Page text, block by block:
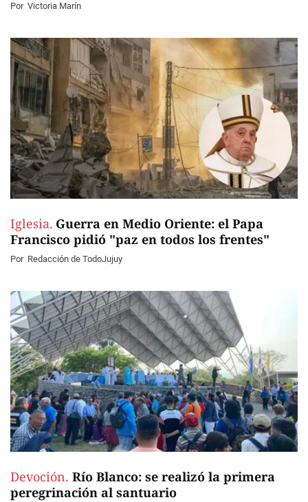
Por Victoria Marín
Iglesia. Guerra en Medio Oriente: el Papa
Francisco pidió "paz en todos los frentes"
Por Redacción de TodoJujuy
Devoción. Río Blanco: se realizó la primera
peregrinación al santuario